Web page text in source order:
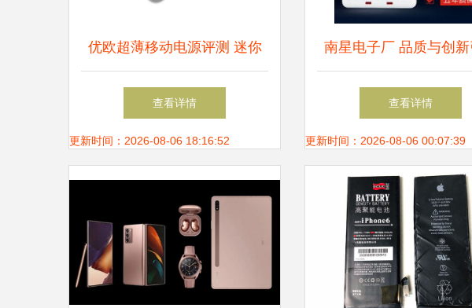
优欧超薄移动电源评测 迷你
钻石银，聚合物时代的轻薄首
选
查看详情
更新时间：2026-08-06 18:16:52
南星电子厂 品质与创
电池充电器与手机配件新
查看详情
更新时间：2026-08-06 00:07:39